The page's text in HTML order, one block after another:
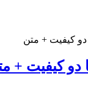
دو کیفیت + متن
دو کیفیت +